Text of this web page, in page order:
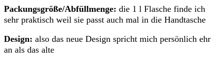
Packungsgröße/Abfüllmenge: die 1 l Flasche finde ich
sehr praktisch weil sie passt auch mal in die Handtasche
Design: also das neue Design spricht mich persönlich ehr
an als das alte